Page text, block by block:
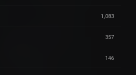
1,083
357
146